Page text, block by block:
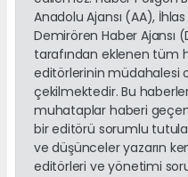
Anadolu Ajansı (AA),
Demirören Haber Ajansı
tarafından eklenen tüm
editörlerinin müdahalesi
çekilmektedir. Bu
muhataplar haberi
bir editörü sorumlu
ve düşünceler yazarın
editörleri ve yönetimi